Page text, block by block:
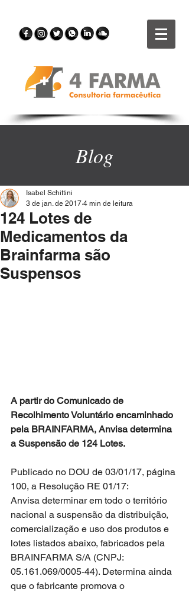
Blog
124 Lotes de
Medicamentos da
Brainfarma são
Suspensos
Isabel Schittini
3 de jan. de 2017 4 min de leitura
A partir do Comunicado de
Recolhimento Voluntário encaminhado
pela BRAINFARMA, Anvisa determina
a Suspensão de 124 Lotes.
Publicado no DOU de 03/01/17, página
100, a Resolução RE 01/17:
Anvisa determinar em todo o território
nacional a suspensão da distribuição,
comercialização e uso dos produtos e
lotes listados abaixo, fabricados pela
BRAINFARMA S/A (CNPJ:
05.161.069/0005-44). Determina ainda
que o fabricante promova o